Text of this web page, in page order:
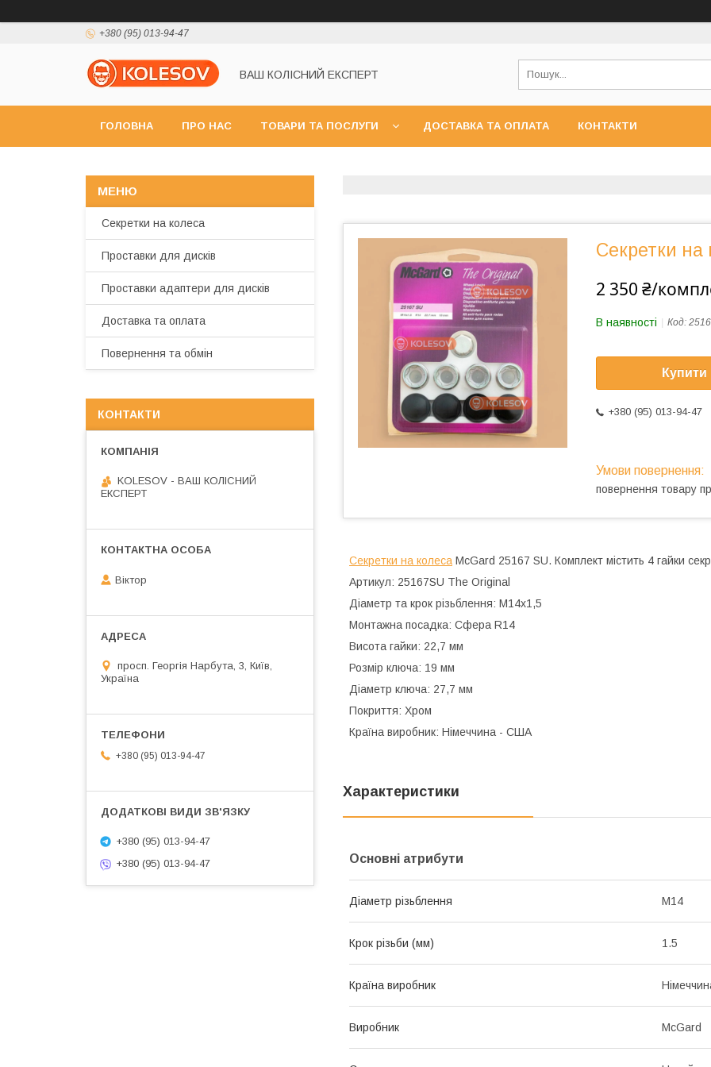
+380 (95) 013-94-47
ВАШ КОЛІСНИЙ ЕКСПЕРТ
ГОЛОВНА ПРО НАС ТОВАРИ ТА ПОСЛУГИ ДОСТАВКА ТА ОПЛАТА КОНТАКТИ
Секретки на
2 350 ₴/
В наявності Код:
Купити
+380 (95) 013-94-47
повернення товару
Секретки на колеса McGard 25167 SU. Комплект містить 4 гайки
Артикул: 25167SU The Original
Діаметр та крок різьблення: M14x1,5
Монтажна посадка: Сфера R14
Висота гайки: 22,7 мм
Розмір ключа: 19 мм
Діаметр ключа: 27,7 мм
Покриття: Хром
Країна виробник: Німеччина - США
Характеристики
Основні атрибути
Діаметр різьблення M14
Крок різьби (мм) 1.5
Країна виробник
Виробник McGard
Секретки на колеса
Проставки для дисків
Проставки адаптери для дисків
Доставка та оплата
Повернення та обмін
КОНТАКТИ
KOLESOV - ВАШ КОЛІСНИЙ
ЕКСПЕРТ
Віктор
просп. Георгія Нарбута, 3, Київ,
Україна
+380 (95) 013-94-47
+380 (95) 013-94-47
+380 (95) 013-94-47